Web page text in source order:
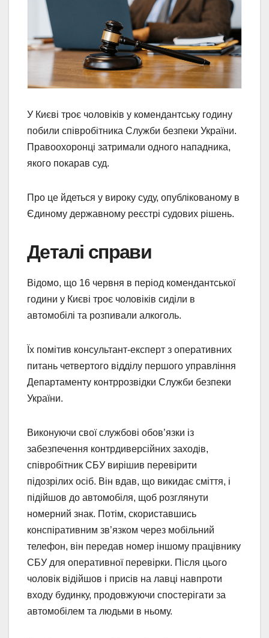
У Києві троє чоловіків у комендантську годину
побили співробітника Служби безпеки України.
Правоохоронці затримали одного нападника,
якого покарав суд.
Про це йдеться у вироку суду, опублікованому в
Єдиному державному реєстрі судових рішень.
Деталі справи
Відомо, що 16 червня в період комендантської
години у Києві троє чоловіків сиділи в
автомобілі та розпивали алкоголь.
Їх помітив консультант-експерт з оперативних
питань четвертого відділу першого управління
Департаменту контррозвідки Служби безпеки
України.
Виконуючи свої службові обов’язки із
забезпечення контрдиверсійних заходів,
співробітник СБУ вирішив перевірити
підозрілих осіб. Він вдав, що викидає сміття, і
підійшов до автомобіля, щоб розглянути
номерний знак. Потім, скориставшись
конспіративним зв’язком через мобільний
телефон, він передав номер іншому працівнику
СБУ для оперативної перевірки. Після цього
чоловік відійшов і присів на лавці навпроти
входу будинку, продовжуючи спостерігати за
автомобілем та людьми в ньому.